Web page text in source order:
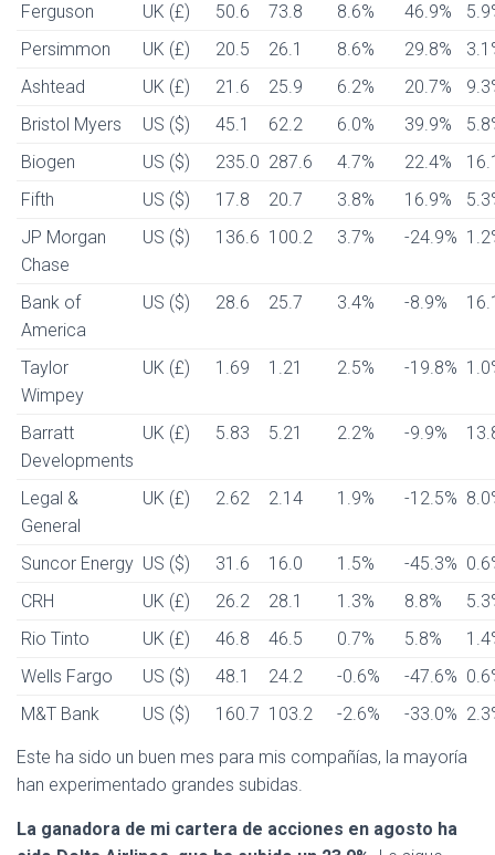
Ferguson
UK (£) 50.6 73.8 8.6% 46.9%
Persimmon
UK (£) 20.5 26.1 8.6% 29.8%
Ashtead
UK (£) 21.6 25.9 6.2% 20.7%
Bristol Myers
US ($) 45.1 62.2 6.0% 39.9%
Biogen
US ($) 235.0 287.6 4.7% 22.4%
Fifth
US ($) 17.8 20.7 3.8% 16.9%
JP Morgan
Chase
US ($) 136.6 100.2 3.7% -24.9%
Bank of
America
US ($) 28.6 25.7 3.4% -8.9%
Taylor
Wimpey
UK (£) 1.69 1.21 2.5% -19.8%
Barratt
Developments
UK (£) 5.83 5.21 2.2% -9.9%
Legal &
General
UK (£) 2.62 2.14 1.9% -12.5%
Suncor Energy US ($) 31.6 16.0 1.5% -45.3%
CRH
UK (£) 26.2 28.1 1.3% 8.8%
Rio Tinto
UK (£) 46.8 46.5 0.7% 5.8%
Wells Fargo
US ($) 48.1 24.2 -0.6% -47.6%
M&T Bank
US ($) 160.7 103.2 -2.6% -33.0%
Este ha sido un buen mes para mis compañías, la mayoría
han experimentado grandes subidas.
La ganadora de mi cartera de acciones en agosto ha